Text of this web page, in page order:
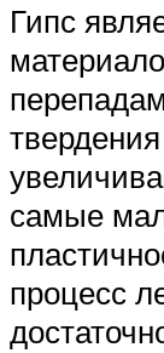
Гипс
самые
процесс